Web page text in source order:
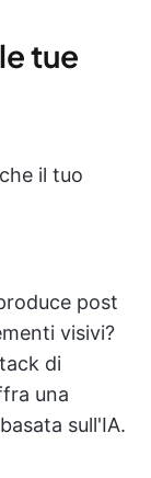
tue
il tuo
post
visivi?
di
una
sull'IA.